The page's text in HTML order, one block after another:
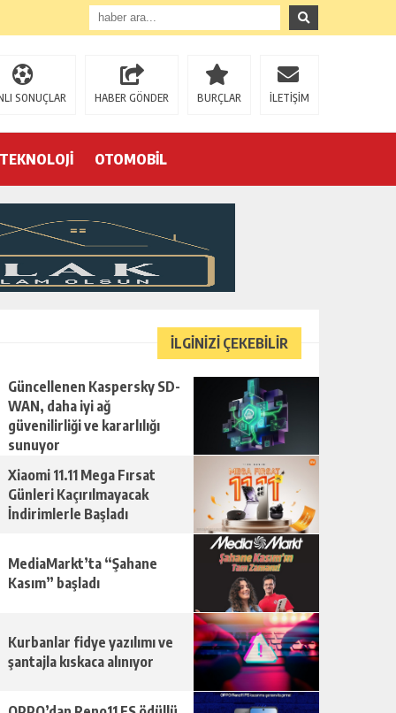
SONUÇLAR HABER GÖNDER BURÇLAR İLETİŞİM
TEKNOLOJİ OTOMOBİL
İLGİNİZİ ÇEKEBİLİR
Güncellenen Kaspersky SD-
WAN, daha iyi ağ
güvenilirliği ve kararlılığı
sunuyor
Xiaomi 11.11 Mega Fırsat
Günleri Kaçırılmayacak
İndirimlerle Başladı
MediaMarkt’ta “Şahane
Kasım” başladı
Kurbanlar fidye yazılımı ve
şantajla kıskaca alınıyor